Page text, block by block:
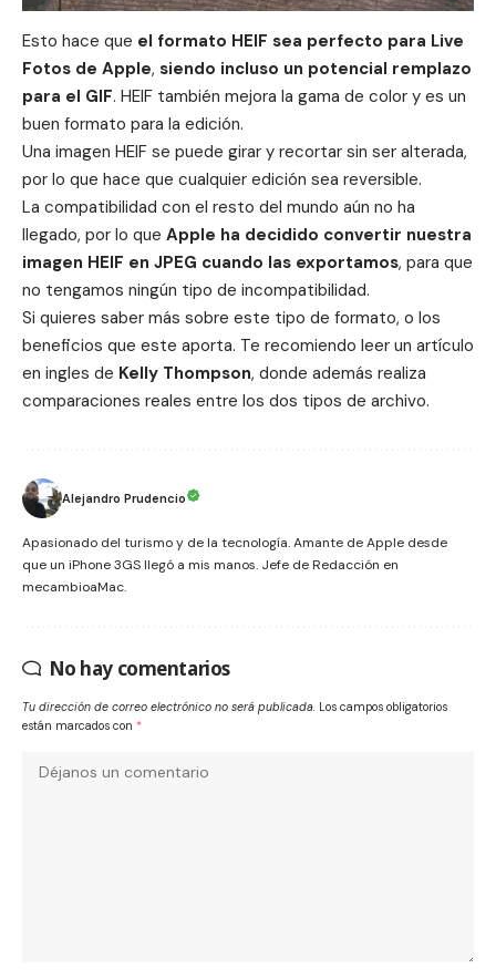
Esto hace que el formato HEIF sea perfecto para Live
Fotos de Apple, siendo incluso un potencial remplazo
para el GIF. HEIF también mejora la gama de color y es un
buen formato para la edición.
Una imagen HEIF se puede girar y recortar sin ser alterada,
por lo que hace que cualquier edición sea reversible.
La compatibilidad con el resto del mundo aún no ha
llegado, por lo que Apple ha decidido convertir nuestra
imagen HEIF en JPEG cuando las exportamos, para que
no tengamos ningún tipo de incompatibilidad.
Si quieres saber más sobre este tipo de formato, o los
beneficios que este aporta. Te recomiendo leer un artículo
en ingles de Kelly Thompson, donde además realiza
comparaciones reales entre los dos tipos de archivo.
Alejandro Prudencio
Apasionado del turismo y de la tecnología. Amante de Apple desde
que un iPhone 3GS llegó a mis manos. Jefe de Redacción en
mecambioaMac.
No hay comentarios
Tu dirección de correo electrónico no será publicada. Los campos obligatorios
están marcados con *